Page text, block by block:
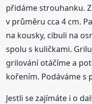
přidáme strouhanku.
v průměru cca 4 cm.
na kousky, cibuli na
spolu s kuličkami.
grilování otáčíme a
kořením. Podáváme s
Jestli se zajímáte i o